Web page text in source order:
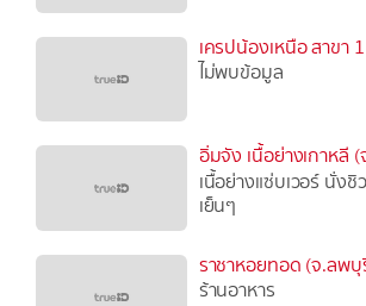
เครปน้องเหนือ สาขา
ไม่พบข้อมูล
อิ่มจัง เนื้อย่างเกาหลี
เนื้อย่างแซ่บเวอร์ นั่ง
เย็นๆ
ราชาหอยทอด (จ.ลพบุ
ร้านอาหาร